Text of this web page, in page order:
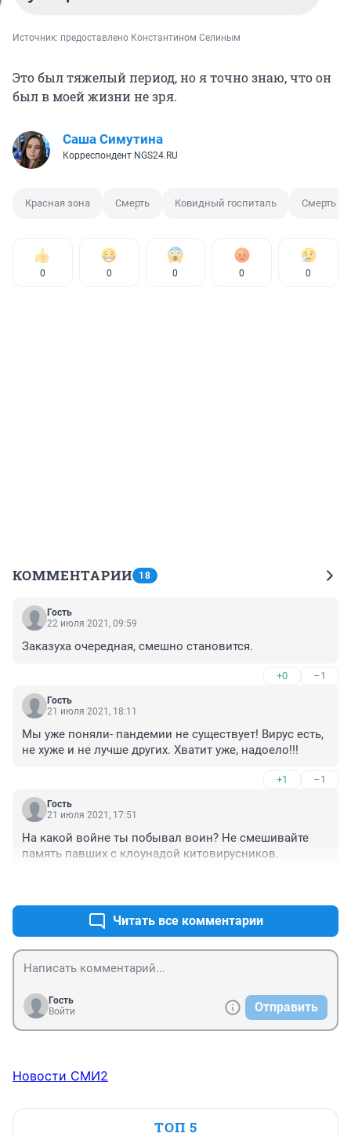
Источник: предоставлено Константином Селиным
Это был тяжелый период, но я точно знаю, что он
был в моей жизни не зря.
Саша Симутина
Корреспондент NGS24.RU
Красная зона Смерть Ковидный госпиталь Смерть
0 0 0 0 0
КОММЕНТАРИИ 18
Гость
22 июля 2021, 09:59
Заказуха очередная, смешно становится.
+0 –1
Гость
21 июля 2021, 18:11
Мы уже поняли- пандемии не существует! Вирус есть,
не хуже и не лучше других. Хватит уже, надоело!!!
+1 –1
Гость
21 июля 2021, 17:51
На какой войне ты побывал воин? Не смешивайте
память павших с клоунадой китовирусников.
Читать все комментарии
Гость
Войти
Отправить
Новости СМИ2
ТОП 5